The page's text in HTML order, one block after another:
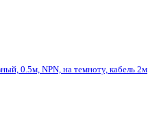
0.5м, NPN, на темноту, кабель 2м